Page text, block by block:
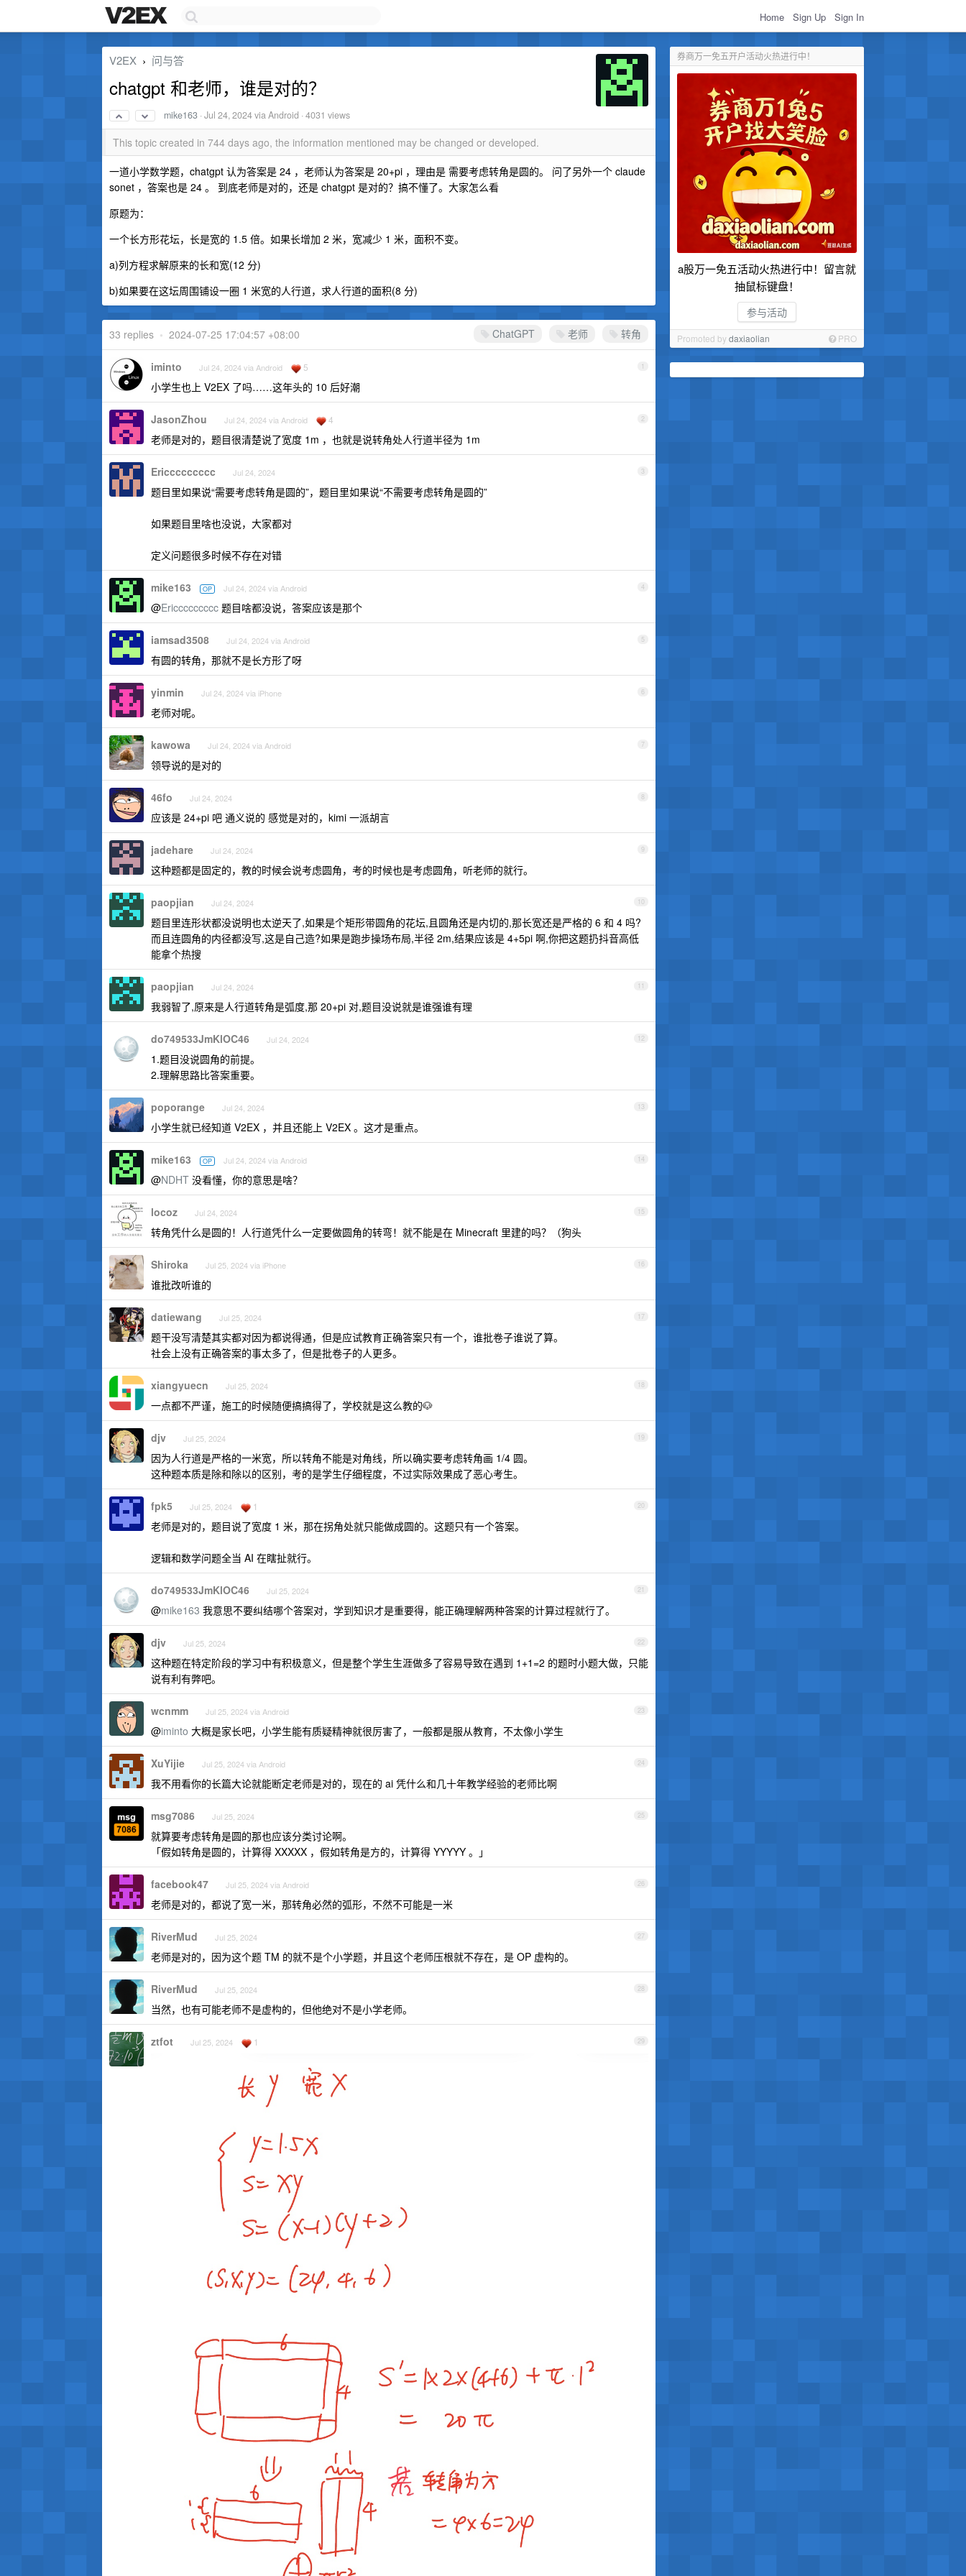
Home Sign Up Sign In
券商万一免五开户活动火热进行中！
a股万一免五活动火热进行中！留言就
抽鼠标键盘！
参与活动
Promoted bydaxiaolian PRO
V2EX › 问与答
chatgpt 和老师，谁是对的？
mike163 ·Jul 24, 2024via Android · 4031 views
This topic created in 744 days ago, the information mentioned may be changed or developed.
一道小学数学题，ch­a­t­g­pt 认为答案是 24 ，老师认为答案是 20+pi ，理由是 需要考虑转角是圆的。 问了另外一个 cl­a­u­de
so­n­et ，答案也是 24 。 到底老师是对的，还是 ch­a­t­g­pt 是对的？搞不懂了。大家怎么看
原题为：
一个长方形花坛，长是宽的 1.5 倍。如果长增加 2 米，宽减少 1 米，面积不变。
a)列方程求解原来的长和宽(12 分)
b)如果要在这坛周围铺设一圈 1 米宽的人行道，求人行道的面积(8 分)
ChatGPT 老师 转角
33 replies • 2024-07-25 17:04:57 +08:00
1
iminto Jul 24, 2024 via Android 5
小学生也上 V2EX 了吗……这年头的 10 后好潮
2
JasonZhou Jul 24, 2024 via Android 4
老师是对的，题目很清楚说了宽度 1m ，也就是说转角处人行道半径为 1m
3
Ericcccccccc Jul 24, 2024
题目里如果说“需要考虑转角是圆的”，题目里如果说“不需要考虑转角是圆的”
如果题目里啥也没说，大家都对
定义问题很多时候不存在对错
4
mike163 OP Jul 24, 2024 via Android
@Ericcccccccc 题目啥都没说，答案应该是那个
5
iamsad3508 Jul 24, 2024 via Android
有圆的转角，那就不是长方形了呀
6
yinmin Jul 24, 2024 via iPhone
老师对呢。
7
kawowa Jul 24, 2024 via Android
领导说的是对的
8
46fo Jul 24, 2024
应该是 24+pi 吧 通义说的 感觉是对的，kimi 一派胡言
9
jadehare Jul 24, 2024
这种题都是固定的，教的时候会说考虑圆角，考的时候也是考虑圆角，听老师的就行。
10
paopjian Jul 24, 2024
题目里连形状都没说明也太逆天了,如果是个矩形带圆角的花坛,且圆角还是内切的,那长宽还是严格的 6 和 4 吗?
而且连圆角的内径都没写,这是自己造?如果是跑步操场布局,半径 2m,结果应该是 4+5pi 啊,你把这题扔抖音高低
能拿个热搜
11
paopjian Jul 24, 2024
我弱智了,原来是人行道转角是弧度,那 20+pi 对,题目没说就是谁强谁有理
12
do749533JmKlOC46 Jul 24, 2024
1.题目没说圆角的前提。
2.理解思路比答案重要。
13
poporange Jul 24, 2024
小学生就已经知道 V2EX ，并且还能上 V2EX 。这才是重点。
14
mike163 OP Jul 24, 2024 via Android
@NDHT 没看懂，你的意思是啥？
15
locoz Jul 24, 2024
转角凭什么是圆的！人行道凭什么一定要做圆角的转弯！就不能是在 Minecraft 里建的吗？（狗头
16
Shiroka Jul 25, 2024 via iPhone
谁批改听谁的
17
datiewang Jul 25, 2024
题干没写清楚其实都对因为都说得通，但是应试教育正确答案只有一个，谁批卷子谁说了算。
社会上没有正确答案的事太多了，但是批卷子的人更多。
18
xiangyuecn Jul 25, 2024
一点都不严谨，施工的时候随便搞搞得了，学校就是这么教的🐶
19
djv Jul 25, 2024
因为人行道是严格的一米宽，所以转角不能是对角线，所以确实要考虑转角画 1/4 圆。
这种题本质是除和除以的区别，考的是学生仔细程度，不过实际效果成了恶心考生。
20
fpk5 Jul 25, 2024 1
老师是对的，题目说了宽度 1 米，那在拐角处就只能做成圆的。这题只有一个答案。
逻辑和数学问题全当 AI 在瞎扯就行。
21
do749533JmKlOC46 Jul 25, 2024
@mike163 我意思不要纠结哪个答案对，学到知识才是重要得，能正确理解两种答案的计算过程就行了。
22
djv Jul 25, 2024
这种题在特定阶段的学习中有积极意义，但是整个学生生涯做多了容易导致在遇到 1+1=2 的题时小题大做，只能
说有利有弊吧。
23
wcnmm Jul 25, 2024 via Android
@iminto 大概是家长吧，小学生能有质疑精神就很厉害了，一般都是服从教育，不太像小学生
24
XuYijie Jul 25, 2024 via Android
我不用看你的长篇大论就能断定老师是对的，现在的 ai 凭什么和几十年教学经验的老师比啊
25
msg7086 Jul 25, 2024
就算要考虑转角是圆的那也应该分类讨论啊。
「假如转角是圆的，计算得 XXXXX ，假如转角是方的，计算得 YYYYY 。」
26
facebook47 Jul 25, 2024 via Android
老师是对的，都说了宽一米，那转角必然的弧形，不然不可能是一米
27
RiverMud Jul 25, 2024
老师是对的，因为这个题 TM 的就不是个小学题，并且这个老师压根就不存在，是 OP 虚构的。
28
RiverMud Jul 25, 2024
当然，也有可能老师不是虚构的，但他绝对不是小学老师。
29
ztfot Jul 25, 2024 1